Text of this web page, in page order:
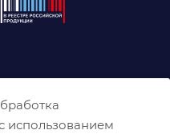
использованием